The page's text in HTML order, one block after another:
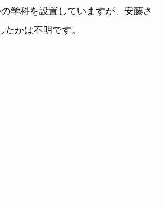
学科を設置していますが、安藤さ
かは不明です。